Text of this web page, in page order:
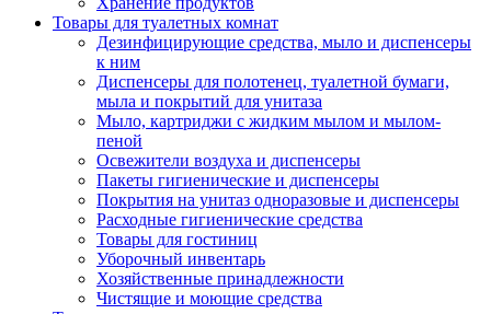
Товары для туалетных комнат
Дезинфицирующие средства, мыло и диспенсеры
к ним
Диспенсеры для полотенец, туалетной бумаги,
мыла и покрытий для унитаза
Мыло, картриджи с жидким мылом и мылом-
пеной
Освежители воздуха и диспенсеры
Пакеты гигиенические и диспенсеры
Покрытия на унитаз одноразовые и диспенсеры
Расходные гигиенические средства
Товары для гостиниц
Уборочный инвентарь
Хозяйственные принадлежности
Чистящие и моющие средства